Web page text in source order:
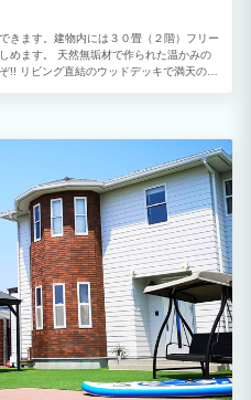
きます。建物内には３０畳（２階）フリー
めます。 天然無垢材で作られた温かみの
!! リビング直結のウッドデッキで満天の星
Wi-Fi完備なので都会から離れて長期滞在